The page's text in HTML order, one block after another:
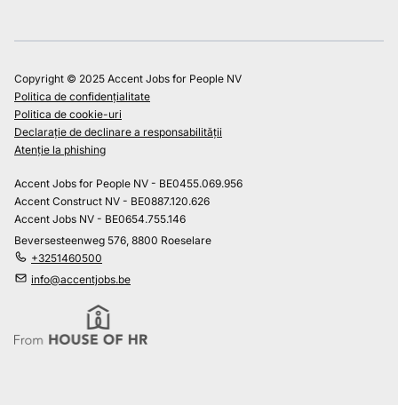
Copyright © 2025 Accent Jobs for People NV
Politica de confidențialitate
Politica de cookie-uri
Declarație de declinare a responsabilității
Atenție la phishing
Accent Jobs for People NV - BE0455.069.956
Accent Construct NV - BE0887.120.626
Accent Jobs NV - BE0654.755.146
Beversesteenweg 576, 8800 Roeselare
+3251460500
info@accentjobs.be